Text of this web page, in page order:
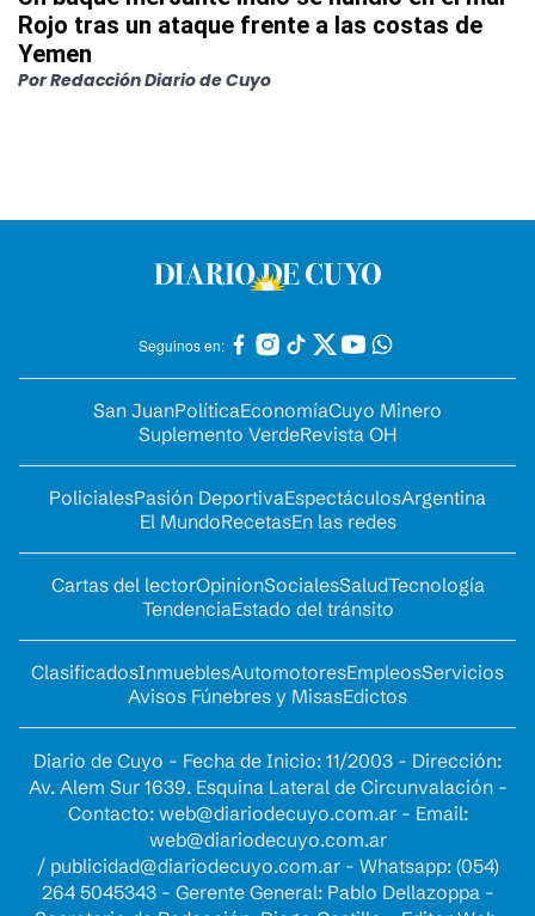
Rojo tras un ataque frente a las costas de
Yemen
PorRedacción Diario de Cuyo
Seguinos en:
San JuanPolíticaEconomíaCuyo Minero
Suplemento VerdeRevista OH
PolicialesPasión DeportivaEspectáculosArgentina
El MundoRecetasEn las redes
Cartas del lectorOpinionSocialesSaludTecnología
TendenciaEstado del tránsito
ClasificadosInmueblesAutomotoresEmpleosServicios
Avisos Fúnebres y MisasEdictos
Diario de Cuyo - Fecha de Inicio: 11/2003 - Dirección:
Av. Alem Sur 1639. Esquina Lateral de Circunvalación -
Contacto: web@diariodecuyo.com.ar- Email:
web@diariodecuyo.com.ar
/ publicidad@diariodecuyo.com.ar- Whatsapp: (054)
264 5045343 - Gerente General: Pablo Dellazoppa -